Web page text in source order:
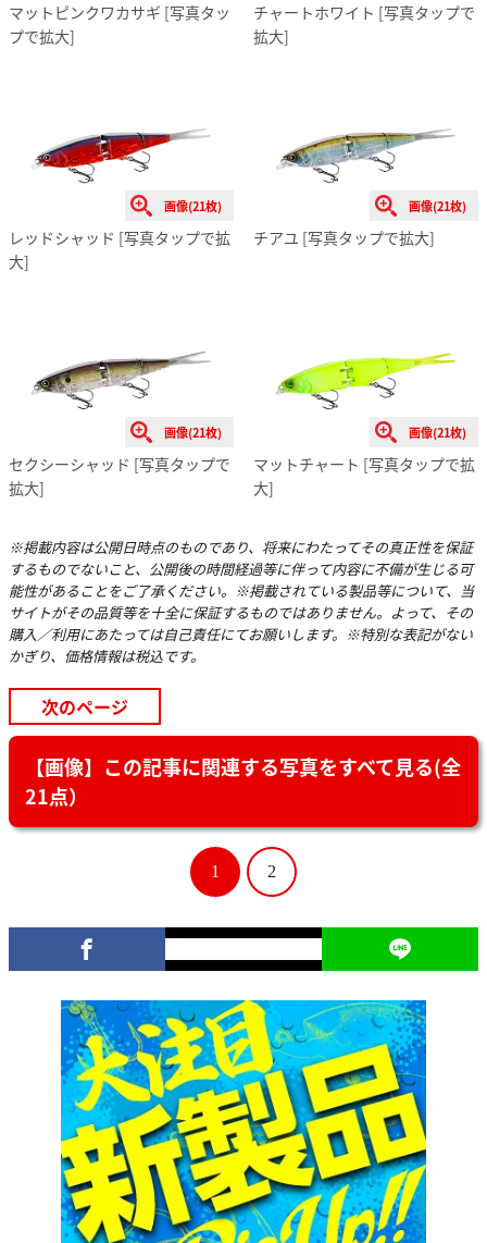
マットピンクワカサギ [写真タッ
プで拡大]
チャートホワイト [写真タップで
拡大]
画像(21枚)
レッドシャッド [写真タップで拡
大]
画像(21枚)
チアユ [写真タップで拡大]
画像(21枚)
セクシーシャッド [写真タップで
拡大]
画像(21枚)
マットチャート [写真タップで拡
大]
※掲載内容は公開日時点のものであり、将来にわたってその真正性を保証
するものでないこと、公開後の時間経過等に伴って内容に不備が生じる可
能性があることをご了承ください。※掲載されている製品等について、当
サイトがその品質等を十全に保証するものではありません。よって、その
購入／利用にあたっては自己責任にてお願いします。※特別な表記がない
かぎり、価格情報は税込です。
次のページ
【画像】この記事に関連する写真をすべて見る(全
21点）
1 2